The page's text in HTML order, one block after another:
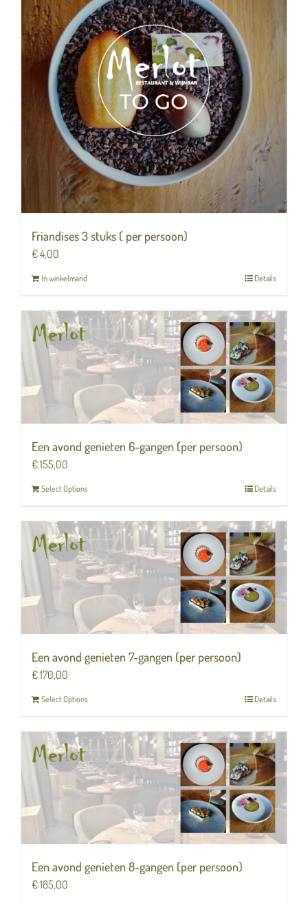
Friandises 3 stuks ( per persoon)
€4,00
In winkelmand Details
Een avond genieten 6-gangen (per persoon)
€155,00
Select Options Details
Een avond genieten 7-gangen (per persoon)
€170,00
Select Options Details
Een avond genieten 8-gangen (per persoon)
€185,00